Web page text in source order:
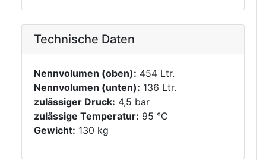
Technische Daten
Nennvolumen (oben): 454 Ltr.
Nennvolumen (unten): 136 Ltr.
zulässiger Druck: 4,5 bar
zulässige Temperatur: 95 °C
Gewicht: 130 kg